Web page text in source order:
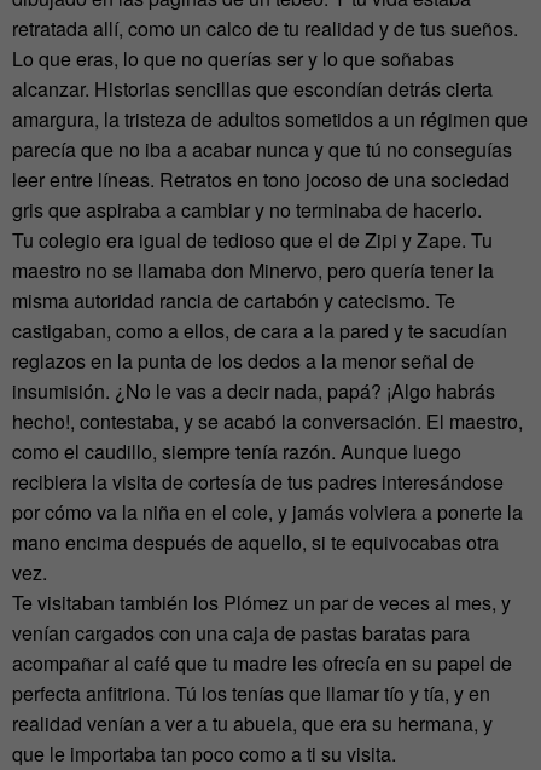
retratada allí, como un calco de tu realidad y de tus sueños.
Lo que eras, lo que no querías ser y lo que soñabas
alcanzar. Historias sencillas que escondían detrás cierta
amargura, la tristeza de adultos sometidos a un régimen que
parecía que no iba a acabar nunca y que tú no conseguías
leer entre líneas. Retratos en tono jocoso de una sociedad
gris que aspiraba a cambiar y no terminaba de hacerlo.
Tu colegio era igual de tedioso que el de Zipi y Zape. Tu
maestro no se llamaba don Minervo, pero quería tener la
misma autoridad rancia de cartabón y catecismo. Te
castigaban, como a ellos, de cara a la pared y te sacudían
reglazos en la punta de los dedos a la menor señal de
insumisión. ¿No le vas a decir nada, papá? ¡Algo habrás
hecho!, contestaba, y se acabó la conversación. El maestro,
como el caudillo, siempre tenía razón. Aunque luego
recibiera la visita de cortesía de tus padres interesándose
por cómo va la niña en el cole, y jamás volviera a ponerte la
mano encima después de aquello, si te equivocabas otra
vez.
Te visitaban también los Plómez un par de veces al mes, y
venían cargados con una caja de pastas baratas para
acompañar al café que tu madre les ofrecía en su papel de
perfecta anfitriona. Tú los tenías que llamar tío y tía, y en
realidad venían a ver a tu abuela, que era su hermana, y
que le importaba tan poco como a ti su visita.